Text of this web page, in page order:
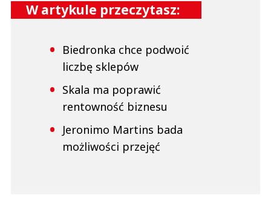
W artykule przeczytasz:
Biedronka chce podwoić
liczbę sklepów
Skala ma poprawić
rentowność biznesu
Jeronimo Martins bada
możliwości przejęć